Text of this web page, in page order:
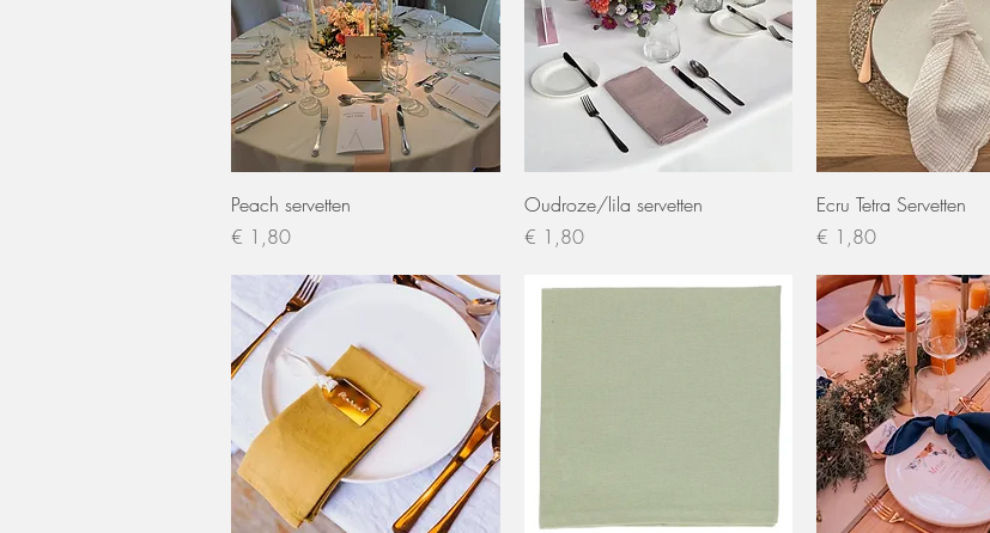
Snel overzicht
Peach servetten
Prijs
€ 1,80
Snel overzicht
Oudroze/lila servetten
Prijs
€ 1,80
Snel overzicht
Ecru Tetra Servetten
Prijs
€ 1,80